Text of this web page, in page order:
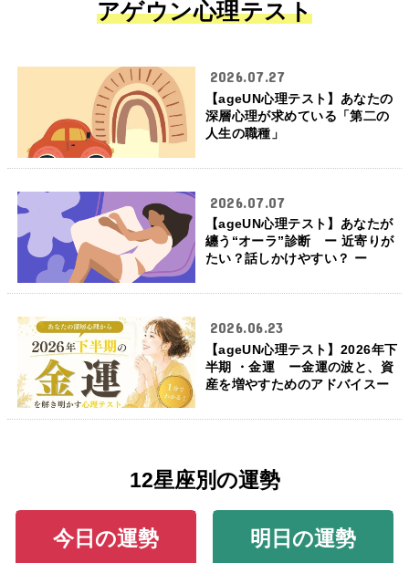
アゲウン心理テスト
2026.07.27
【ageUN心理テスト】あなたの
深層心理が求めている「第二の
人生の職種」
2026.07.07
【ageUN心理テスト】あなたが
纏う“オーラ”診断 ー 近寄りが
たい？話しかけやすい？ ー
2026.06.23
【ageUN心理テスト】2026年下
半期 ・金運 ー金運の波と、資
産を増やすためのアドバイスー
12星座別の運勢
今日の運勢 明日の運勢